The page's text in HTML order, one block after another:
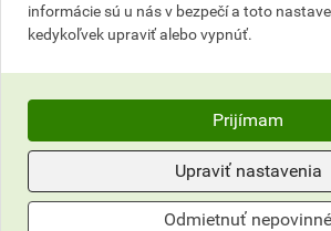
Laguna pH plus 0,9 kg
6,05 EUR
5,74EUR
cena za ks s DPH
Vyberte si predajňu
Na sklade v (1) predajniach
ks
Laguna
10,04 EUR
9,53
cena za ks
Vyberte
informácie sú u nás v bezpečí a toto
kedykoľvek upraviť alebo vypnúť.
Prijímam
Upraviť nastavenia
Odmietnuť nepovinné